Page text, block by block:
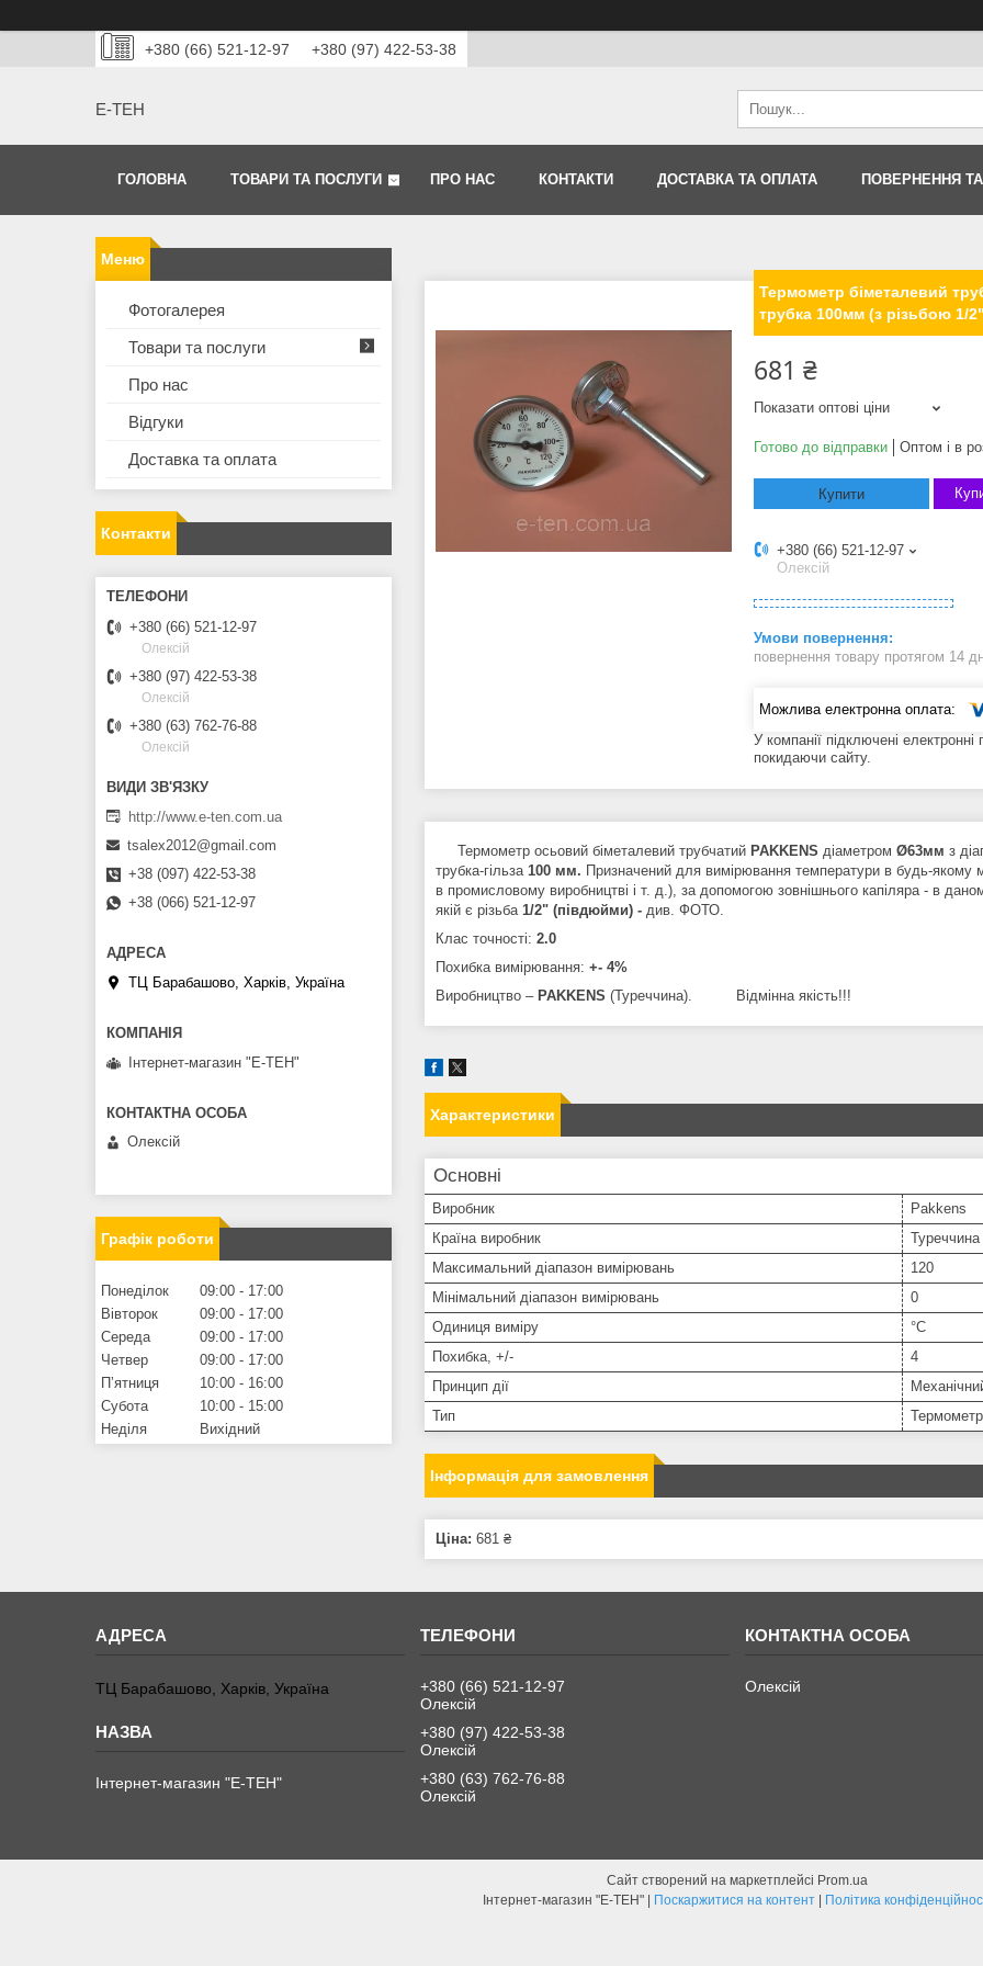
+380 (66) 521-12-97 +380 (97) 422-53-38
Е-ТЕН
ГОЛОВНА ТОВАРИ ТА ПОСЛУГИ ПРО НАС КОНТАКТИ ДОСТАВКА ТА ОПЛАТА ПОВЕРНЕННЯ
Термометр біметалевий
трубка 100мм (з різьбою 1/
681 ₴
Показати оптові ціни
Готово до відправки Оптом і в
Купити
+380 (66) 521-12-97
Олексій
повернення товару протягом 14
У компанії підключені
покидаючи сайту.
Термометр осьовий біметалевий трубчатий PAKKENS діаметром Ø63мм з
трубка-гільза 100 мм. Призначений для вимірювання температури в будь-якому
в промисловому виробництві і т. д.), за допомогою зовнішнього капіляра - в
якій є різьба 1/2" (півдюйми) - див. ФОТО.
Клас точності: 2.0
Похибка вимірювання: +- 4%
Виробництво – PAKKENS (Туреччина). Відмінна якість!!!
Характеристики
Основні
Виробник
Pakkens
Країна виробник
Туреччина
Максимальний діапазон вимірювань
120
Мінімальний діапазон вимірювань
0
Одиниця виміру
°С
Похибка, +/-
4
Принцип дії
Тип
Термометр
Інформація для замовлення
Ціна: 681 ₴
Фотогалерея
Товари та послуги
Про нас
Відгуки
Доставка та оплата
Контакти
+380 (66) 521-12-97
Олексій
+380 (97) 422-53-38
Олексій
+380 (63) 762-76-88
Олексій
http://www.e-ten.com.ua
tsalex2012@gmail.com
+38 (097) 422-53-38
+38 (066) 521-12-97
ТЦ Барабашово, Харків, Україна
Інтернет-магазин "Е-ТЕН"
Олексій
Графік роботи
Понеділок 09:00
17:00
Вівторок
09:00
17:00
Середа
09:00
17:00
Четвер
09:00
17:00
Пʼятниця
10:00
16:00
Субота
10:00
15:00
Неділя
Вихідний
ТЦ Барабашово, Харків, Україна
Інтернет-магазин "Е-ТЕН"
+380 (66) 521-12-97
Олексій
+380 (97) 422-53-38
Олексій
+380 (63) 762-76-88
Олексій
Олексій
Сайт створений на маркетплейсі Prom.ua
Інтернет-магазин "Е-ТЕН" | Поскаржитися на контент | Політика